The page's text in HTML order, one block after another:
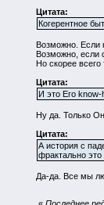
Цитата:
Когерентное
Возможно. Если
Возможно, если
Но скорее
Цитата:
И это Его know-
Ну да. Только
Цитата:
А история с
фрактально это
Да-да. Все мы